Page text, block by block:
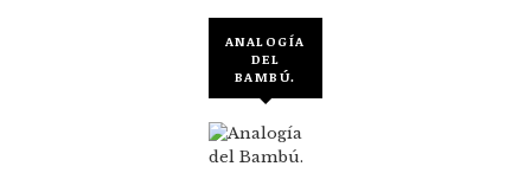
ANALOGÍA
DEL
BAMBÚ.